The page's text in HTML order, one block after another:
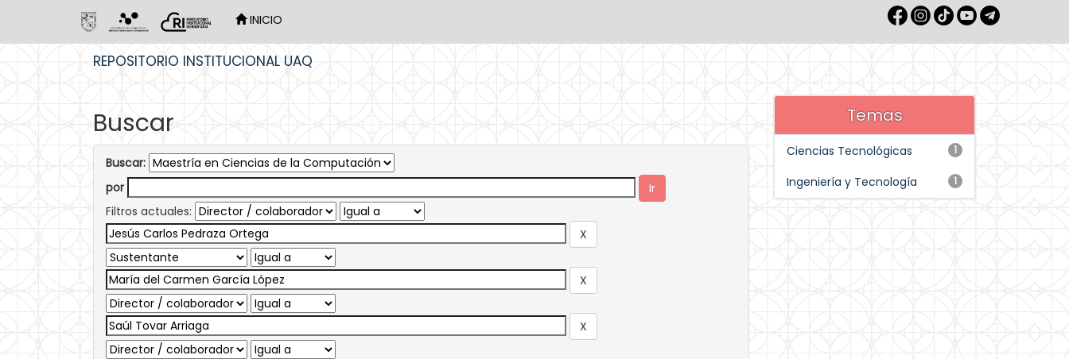
INICIO
REPOSITORIO INSTITUCIONAL UAQ
Buscar
Buscar:
por
Filtros actuales:
Temas
1
Ciencias Tecnológicas
1
Ingeniería y Tecnología